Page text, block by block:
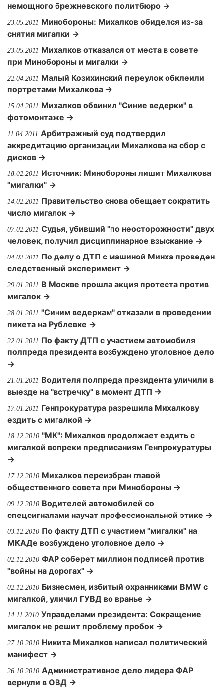
немощного брежневского политбюро →
23.05.2011 Минобороны: Михалков обиделся из-за
снятия мигалки →
23.05.2011 Михалков отказался от места в совете
при Минобороны и мигалки →
22.04.2011 Малый Козихинский переулок обклеили
портретами Михалкова →
15.04.2011 Михалков обвинил "Синие ведерки" в
фотомонтаже →
11.04.2011 Арбитражный суд подтвердил
аккредитацию организации Михалкова на сбор с
дисков →
18.02.2011 Источник: Минобороны лишит Михалкова
"мигалки" →
14.02.2011 Правительство снова обещает сократить
число мигалок →
07.02.2011 Судья, убивший "по неосторожности" двух
человек, получил дисциплинарное взыскание →
04.02.2011 По делу о ДТП с машиной Минха проведен
следственный эксперимент →
29.01.2011 В Москве прошла акция протеста против
мигалок →
28.01.2011 "Синим ведеркам" отказали в проведении
пикета на Рублевке →
22.01.2011 По факту ДТП с участием автомобиля
полпреда президента возбуждено уголовное дело
→
21.01.2011 Водителя полпреда президента уличили в
выезде на "встречку" в момент ДТП →
17.01.2011 Генпрокуратура разрешила Михалкову
ездить с мигалкой →
18.12.2010 "МК": Михалков продолжает ездить с
мигалкой вопреки предписаниям Генпрокуратуры
→
17.12.2010 Михалков переизбран главой
общественного совета при Минобороны →
09.12.2010 Водителей автомобилей со
спецсигналами научат профессиональной этике →
03.12.2010 По факту ДТП с участием "мигалки" на
МКАДе возбуждено уголовное дело →
02.12.2010 ФАР соберет миллион подписей против
"войны на дорогах" →
02.12.2010 Бизнесмен, избитый охранниками BMW с
мигалкой, уличил ГУВД во вранье →
14.11.2010 Управделами президента: Сокращение
мигалок не решит проблему пробок →
27.10.2010 Никита Михалков написал политический
манифест →
26.10.2010 Административное дело лидера ФАР
вернули в ОВД →